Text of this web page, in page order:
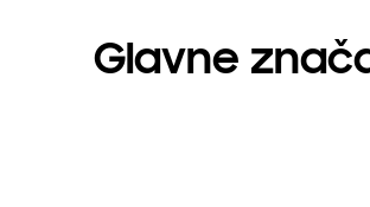
Glavne